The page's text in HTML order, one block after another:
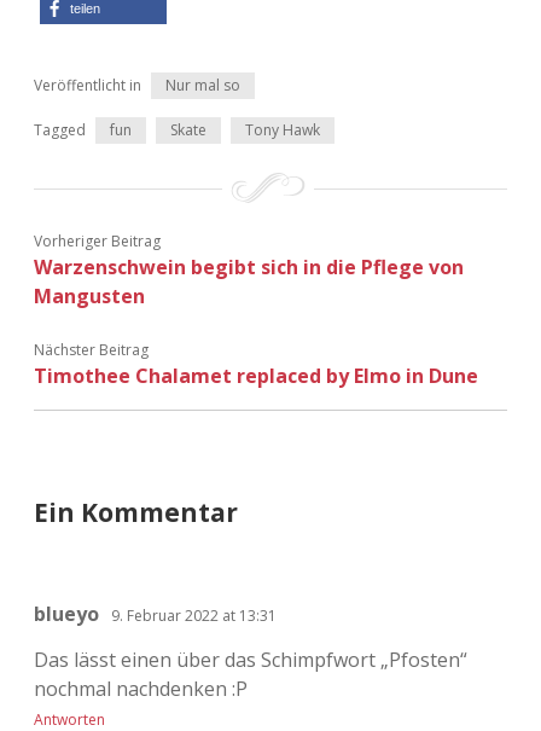
Adventskalender 2020
Adventskalender 2024
teilen
Veröffentlicht in Nur mal so
Tagged fun Skate Tony Hawk
Vorheriger Beitrag
Warzenschwein begibt sich in die Pflege von
Mangusten
Nächster Beitrag
Timothee Chalamet replaced by Elmo in Dune
Ein Kommentar
blueyo 9. Februar 2022 at 13:31
Das lässt einen über das Schimpfwort „Pfosten“
nochmal nachdenken :P
Antworten